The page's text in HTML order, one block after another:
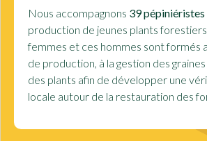
Nous accompagnons 39pépiniéristes
production de jeunes plants
femmes et ces hommes sont formés
de production, à la gestion des
des plants afin de développer une
locale autour de la restauration des